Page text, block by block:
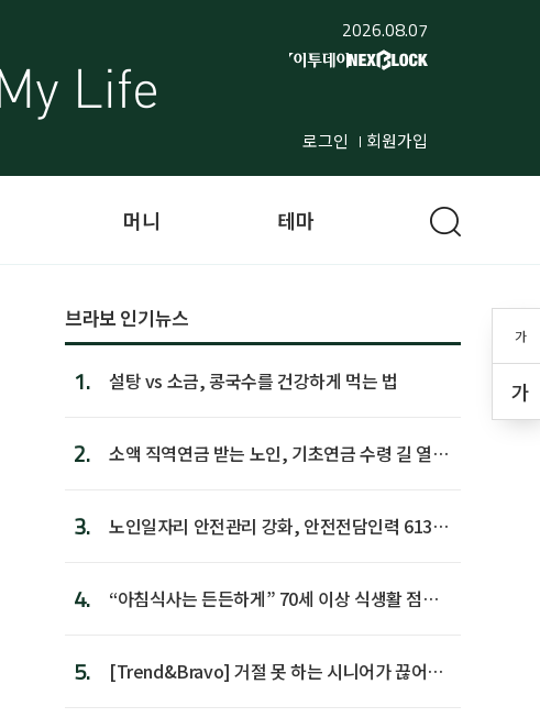
2026.08.07
로그인 회원가입
가
가
머니 테마
브라보 인기뉴스
1. 설탕 vs 소금, 콩국수를 건강하게 먹는 법
2.
소액 직역연금 받는 노인, 기초연금 수령 길 열린
3.
노인일자리 안전관리 강화, 안전전담인력 613명
4.
“아침식사는 든든하게” 70세 이상 식생활 점수
5.
[Trend&Bravo] 거절 못 하는 시니어가 끊어야